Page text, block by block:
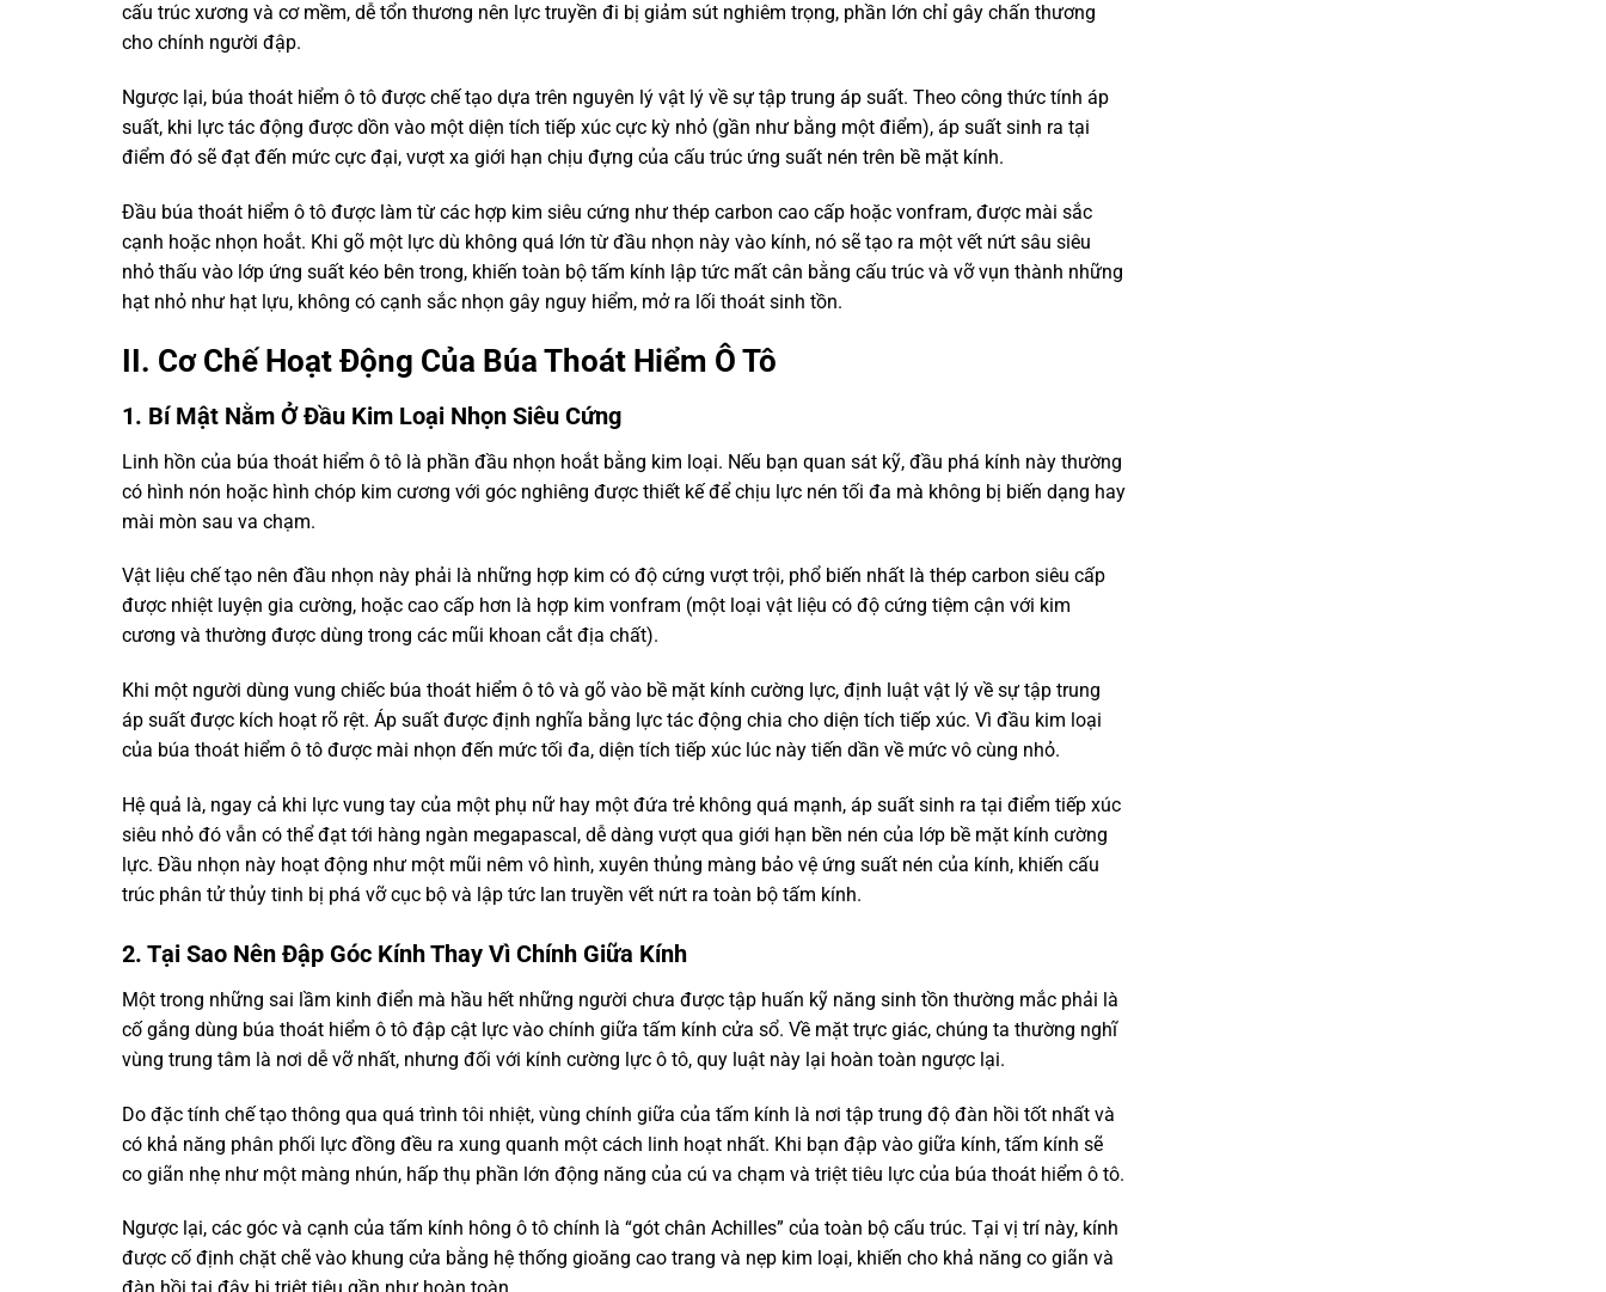
cấu trúc xương và cơ mềm, dễ tổn thương nên lực truyền đi bị giảm sút nghiêm trọng, phần lớn chỉ gây chấn thương
cho chính người đập.
Ngược lại, búa thoát hiểm ô tô được chế tạo dựa trên nguyên lý vật lý về sự tập trung áp suất. Theo công thức tính áp
suất, khi lực tác động được dồn vào một diện tích tiếp xúc cực kỳ nhỏ (gần như bằng một điểm), áp suất sinh ra tại
điểm đó sẽ đạt đến mức cực đại, vượt xa giới hạn chịu đựng của cấu trúc ứng suất nén trên bề mặt kính.
Đầu búa thoát hiểm ô tô được làm từ các hợp kim siêu cứng như thép carbon cao cấp hoặc vonfram, được mài sắc
cạnh hoặc nhọn hoắt. Khi gõ một lực dù không quá lớn từ đầu nhọn này vào kính, nó sẽ tạo ra một vết nứt sâu siêu
nhỏ thấu vào lớp ứng suất kéo bên trong, khiến toàn bộ tấm kính lập tức mất cân bằng cấu trúc và vỡ vụn thành những
hạt nhỏ như hạt lựu, không có cạnh sắc nhọn gây nguy hiểm, mở ra lối thoát sinh tồn.
II. Cơ Chế Hoạt Động Của Búa Thoát Hiểm Ô Tô
1. Bí Mật Nằm Ở Đầu Kim Loại Nhọn Siêu Cứng
Linh hồn của búa thoát hiểm ô tô là phần đầu nhọn hoắt bằng kim loại. Nếu bạn quan sát kỹ, đầu phá kính này thường
có hình nón hoặc hình chóp kim cương với góc nghiêng được thiết kế để chịu lực nén tối đa mà không bị biến dạng hay
mài mòn sau va chạm.
Vật liệu chế tạo nên đầu nhọn này phải là những hợp kim có độ cứng vượt trội, phổ biến nhất là thép carbon siêu cấp
được nhiệt luyện gia cường, hoặc cao cấp hơn là hợp kim vonfram (một loại vật liệu có độ cứng tiệm cận với kim
cương và thường được dùng trong các mũi khoan cắt địa chất).
Khi một người dùng vung chiếc búa thoát hiểm ô tô và gõ vào bề mặt kính cường lực, định luật vật lý về sự tập trung
áp suất được kích hoạt rõ rệt. Áp suất được định nghĩa bằng lực tác động chia cho diện tích tiếp xúc. Vì đầu kim loại
của búa thoát hiểm ô tô được mài nhọn đến mức tối đa, diện tích tiếp xúc lúc này tiến dần về mức vô cùng nhỏ.
Hệ quả là, ngay cả khi lực vung tay của một phụ nữ hay một đứa trẻ không quá mạnh, áp suất sinh ra tại điểm tiếp xúc
siêu nhỏ đó vẫn có thể đạt tới hàng ngàn megapascal, dễ dàng vượt qua giới hạn bền nén của lớp bề mặt kính cường
lực. Đầu nhọn này hoạt động như một mũi nêm vô hình, xuyên thủng màng bảo vệ ứng suất nén của kính, khiến cấu
trúc phân tử thủy tinh bị phá vỡ cục bộ và lập tức lan truyền vết nứt ra toàn bộ tấm kính.
2. Tại Sao Nên Đập Góc Kính Thay Vì Chính Giữa Kính
Một trong những sai lầm kinh điển mà hầu hết những người chưa được tập huấn kỹ năng sinh tồn thường mắc phải là
cố gắng dùng búa thoát hiểm ô tô đập cật lực vào chính giữa tấm kính cửa sổ. Về mặt trực giác, chúng ta thường nghĩ
vùng trung tâm là nơi dễ vỡ nhất, nhưng đối với kính cường lực ô tô, quy luật này lại hoàn toàn ngược lại.
Do đặc tính chế tạo thông qua quá trình tôi nhiệt, vùng chính giữa của tấm kính là nơi tập trung độ đàn hồi tốt nhất và
có khả năng phân phối lực đồng đều ra xung quanh một cách linh hoạt nhất. Khi bạn đập vào giữa kính, tấm kính sẽ
co giãn nhẹ như một màng nhún, hấp thụ phần lớn động năng của cú va chạm và triệt tiêu lực của búa thoát hiểm ô tô.
Ngược lại, các góc và cạnh của tấm kính hông ô tô chính là “gót chân Achilles” của toàn bộ cấu trúc. Tại vị trí này, kính
được cố định chặt chẽ vào khung cửa bằng hệ thống gioăng cao trang và nẹp kim loại, khiến cho khả năng co giãn và